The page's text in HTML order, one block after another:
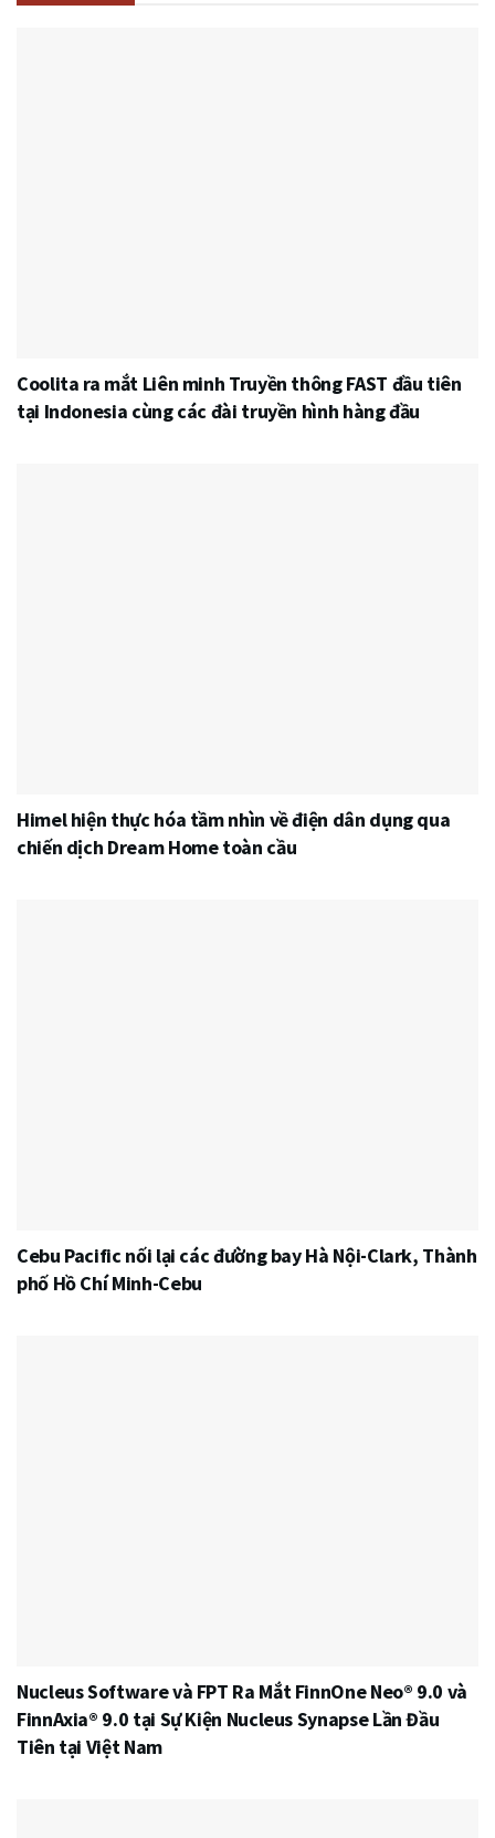
Coolita ra mắt Liên minh Truyền thông FAST đầu tiên
tại Indonesia cùng các đài truyền hình hàng đầu
Himel hiện thực hóa tầm nhìn về điện dân dụng qua
chiến dịch Dream Home toàn cầu
Cebu Pacific nối lại các đường bay Hà Nội-Clark, Thành
phố Hồ Chí Minh-Cebu
Nucleus Software và FPT Ra Mắt FinnOne Neo® 9.0 và
FinnAxia® 9.0 tại Sự Kiện Nucleus Synapse Lần Đầu
Tiên tại Việt Nam